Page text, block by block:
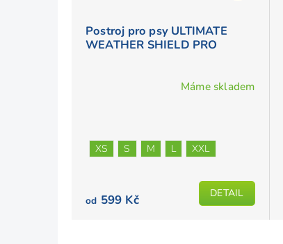
Postroj pro psy ULTIMATE
WEATHER SHIELD PRO
Máme skladem
od 599 Kč DETAIL
XS S M L XXL